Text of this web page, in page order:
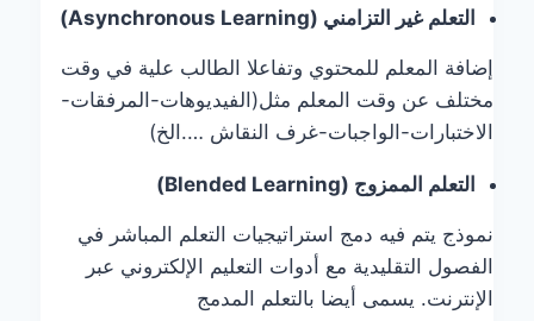
التعلم غير التزامني (Asynchronous Learning)
إضافة المعلم للمحتوي وتفاعلا الطالب علية في وقت
مختلف عن وقت المعلم مثل(الفيديوهات-المرفقات-
الاختبارات-الواجبات-غرف النقاش ….الخ)
التعلم الممزوج (Blended Learning
)
نموذج يتم فيه دمج استراتيجيات التعلم المباشر في
الفصول التقليدية مع أدوات التعليم الإلكتروني عبر
الإنترنت. يسمى أيضا بالتعلم المدمج